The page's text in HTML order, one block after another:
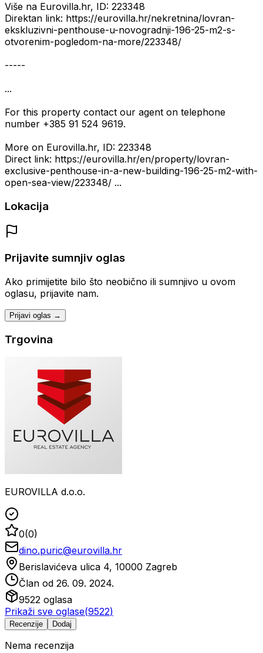
Više na Eurovilla.hr, ID: 223348
Direktan link: https://eurovilla.hr/nekretnina/lovran-
ekskluzivni-penthouse-u-novogradnji-196-25-m2-s-
otvorenim-pogledom-na-more/223348/
-----
...
For this property contact our agent on telephone
number +385 91 524 9619.
More on Eurovilla.hr, ID: 223348
Direct link: https://eurovilla.hr/en/property/lovran-
exclusive-penthouse-in-a-new-building-196-25-m2-with-
open-sea-view/223348/ ...
Lokacija
Prijavite sumnjiv oglas
Ako primijetite bilo što neobično ili sumnjivo u ovom
oglasu, prijavite nam.
Prijavi oglas →
Trgovina
EUROVILLA d.o.o.
0(0)
dino.puric@eurovilla.hr
Berislavićeva ulica 4, 10000 Zagreb
Član od 26. 09. 2024.
9522 oglasa
Prikaži sve oglase(9522)
Recenzije Dodaj
Nema recenzija